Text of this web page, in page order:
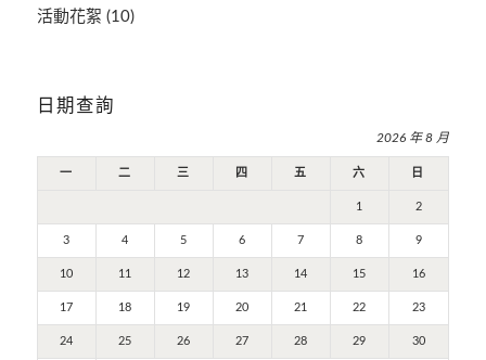
活動花絮 (10)
日期查詢
2026 年 8 月
一 二 三 四 五 六 日
1 2
3 4 5 6 7 8 9
10 11 12 13 14 15 16
17 18 19 20 21 22 23
24 25 26 27 28 29 30